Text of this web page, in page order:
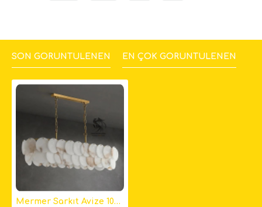
SON GÖRÜNTÜLENEN EN ÇOK GÖRÜNTÜLENEN
Mermer Sarkıt Avize 100cm